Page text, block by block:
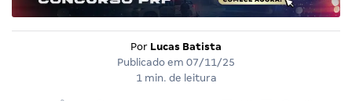
Por Lucas Batista
Publicado em 07/11/25
1 min. de leitura